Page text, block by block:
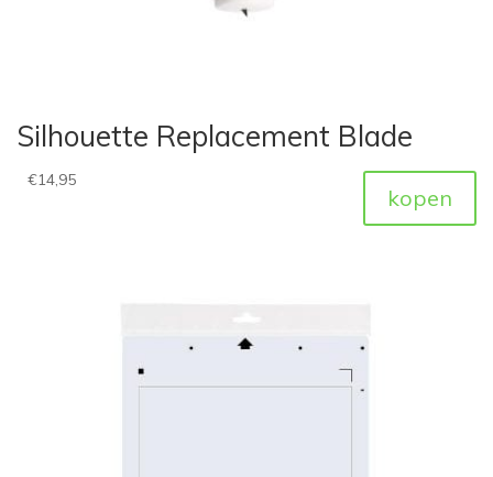
Silhouette Replacement Blade
€14,95
kopen